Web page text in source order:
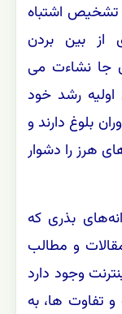
اشتباه
از بین بردن
جا نشاءت می
اولیه رشد خود
بلوغ دارند و
هرز را دشوار
بذری که
و مطالب
وجود دارد
تفاوت ها، به